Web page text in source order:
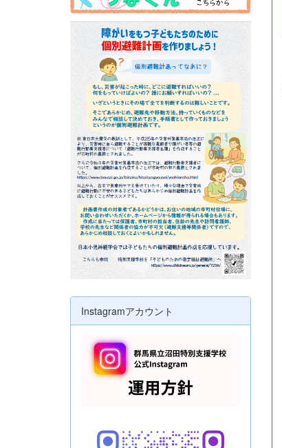
Instagramアカウント